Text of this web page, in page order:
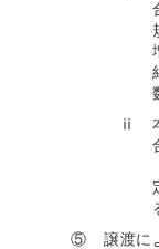
ⅱ
⑤
譲渡に